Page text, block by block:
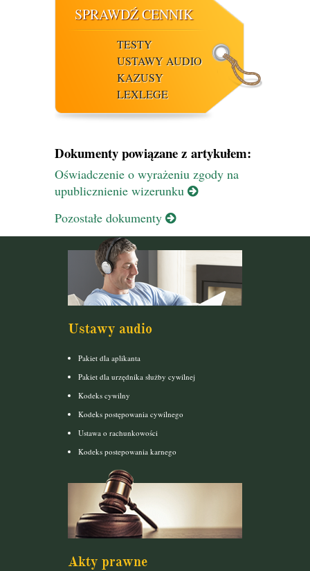
SPRAWDŹ CENNIK
TESTY
USTAWY AUDIO
KAZUSY
LEXLEGE
Dokumenty powiązane z artykułem:
Oświadczenie o wyrażeniu zgody na
upublicznienie wizerunku
Pozostałe dokumenty
Ustawy audio
Pakiet dla aplikanta
Pakiet dla urzędnika służby cywilnej
Kodeks cywilny
Kodeks postępowania cywilnego
Ustawa o rachunkowości
Kodeks postepowania karnego
Akty prawne